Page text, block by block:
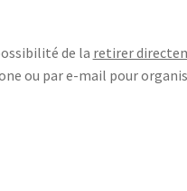
de la retirer
ou par e-mail pour